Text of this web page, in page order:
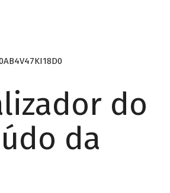
do
da